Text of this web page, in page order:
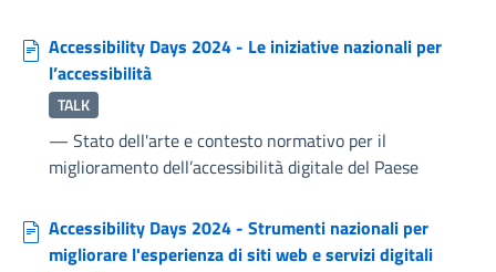
Accessibility Days 2024 - Le iniziative nazionali per
l’accessibilità
TALK
— Stato dell'arte e contesto normativo per il
miglioramento dell’accessibilità digitale del Paese
Accessibility Days 2024 - Strumenti nazionali per
migliorare l'esperienza di siti web e servizi digitali